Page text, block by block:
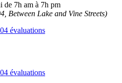
de 7h am à 7h pm
Between Lake and Vine Streets)
évaluations
évaluations